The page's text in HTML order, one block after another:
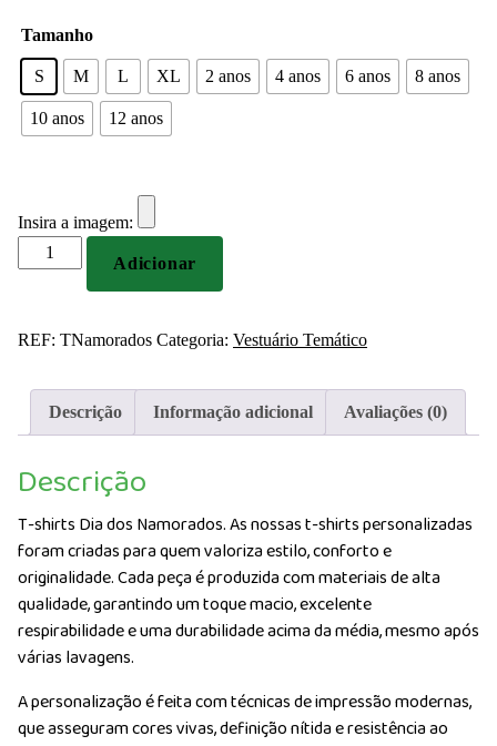
Tamanho
S M L XL 2 anos 4 anos 6 anos 8 anos
10 anos 12 anos
Insira a imagem:
Quantidade
de
Namorados
Adicionar
REF: TNamorados Categoria: Vestuário Temático
Descrição Informação adicional Avaliações (0)
Descrição
T-shirts Dia dos Namorados. As nossas t-shirts personalizadas
foram criadas para quem valoriza estilo, conforto e
originalidade. Cada peça é produzida com materiais de alta
qualidade, garantindo um toque macio, excelente
respirabilidade e uma durabilidade acima da média, mesmo após
várias lavagens.
A personalização é feita com técnicas de impressão modernas,
que asseguram cores vivas, definição nítida e resistência ao